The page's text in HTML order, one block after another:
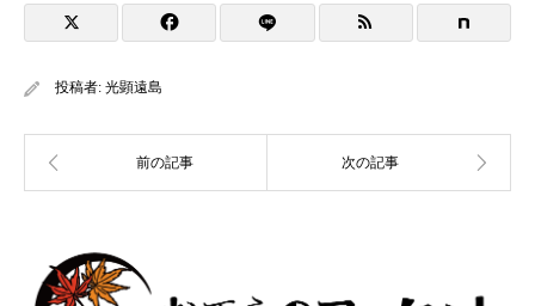
投稿者: 光顕遠島